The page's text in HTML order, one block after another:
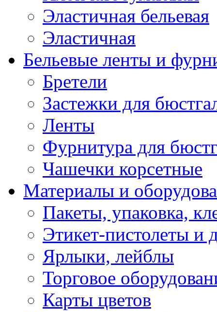
Эластичная бельевая
Эластичная
Бельевые ленты и
Бретели
Застежки для
Ленты
Фурнитура для
Чашечки корсетные
Материалы и
Пакеты, упаковка,
Этикет-пистолеты и
Ярлыки, лейблы
Торговое
Карты цветов